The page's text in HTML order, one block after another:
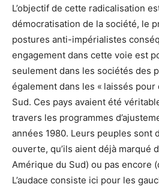
L’objectif de cette radicalisation
démocratisation de la société, le
postures anti-impérialistes
engagement dans cette voie est
seulement dans les sociétés des
également dans les « laissés pour
Sud. Ces pays avaient été
travers les programmes
années 1980. Leurs peuples sont
ouverte, qu’ils aient déjà marqué
Amérique du Sud) ou pas encore
L’audace consiste ici pour les